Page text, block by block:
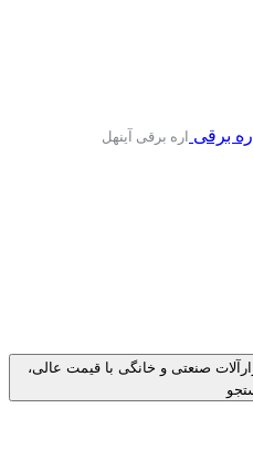
اره برقی اره برقی آینهل